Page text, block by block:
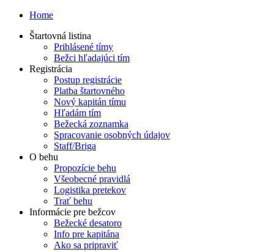
Home
Štartovná listina
Prihlásené tímy
Bežci hľadajúci tím
Registrácia
Postup registrácie
Platba štartovného
Nový kapitán tímu
Hľadám tím
Bežecká zoznamka
Spracovanie osobných údajov
Staff/Briga
O behu
Propozície behu
Všeobecné pravidlá
Logistika pretekov
Trať behu
Informácie pre bežcov
Bežecké desatoro
Info pre kapitána
Ako sa pripraviť